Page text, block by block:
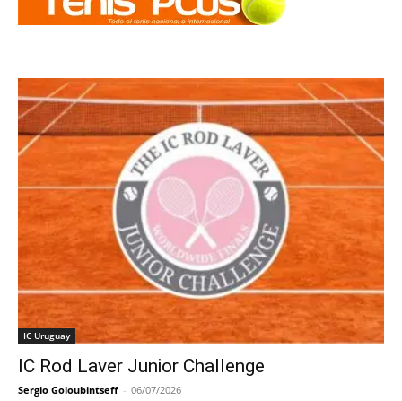
IC Uruguay
IC Rod Laver Junior Challenge
Sergio Goloubintseff - 06/07/2026